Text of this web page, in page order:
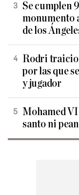
Se cumplen
monumento
de los
Rodri
por las que
y jugador
Mohamed VI
santo ni